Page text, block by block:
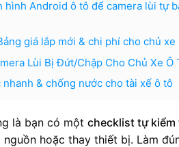
Android ô tô để camera lùi tự
giá lắp mới & chi phí cho chủ xe
Lùi Bị Đứt/Chập Cho Chủ Xe Ô
& chống nước cho tài xế ô tô
là bạn có một checklist tự kiểm
hoặc thay thiết bị. Làm